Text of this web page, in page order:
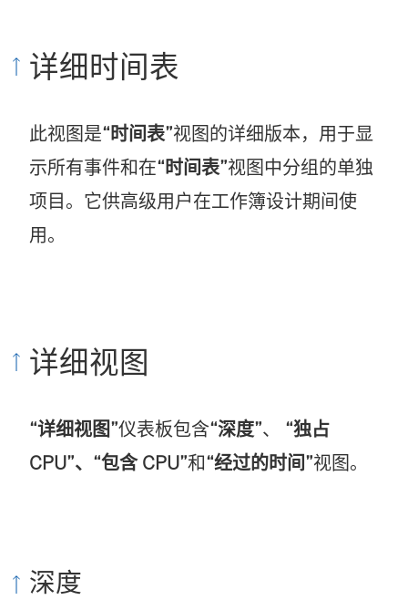
详细时间表
此视图是“时间表”视图的详细版本，用于显
示所有事件和在“时间表”视图中分组的单独
项目。它供高级用户在工作簿设计期间使
用。
详细视图
“详细视图”仪表板包含“深度”、 “独占
CPU”、 “包含 CPU”和“经过的时间”视图。
深度